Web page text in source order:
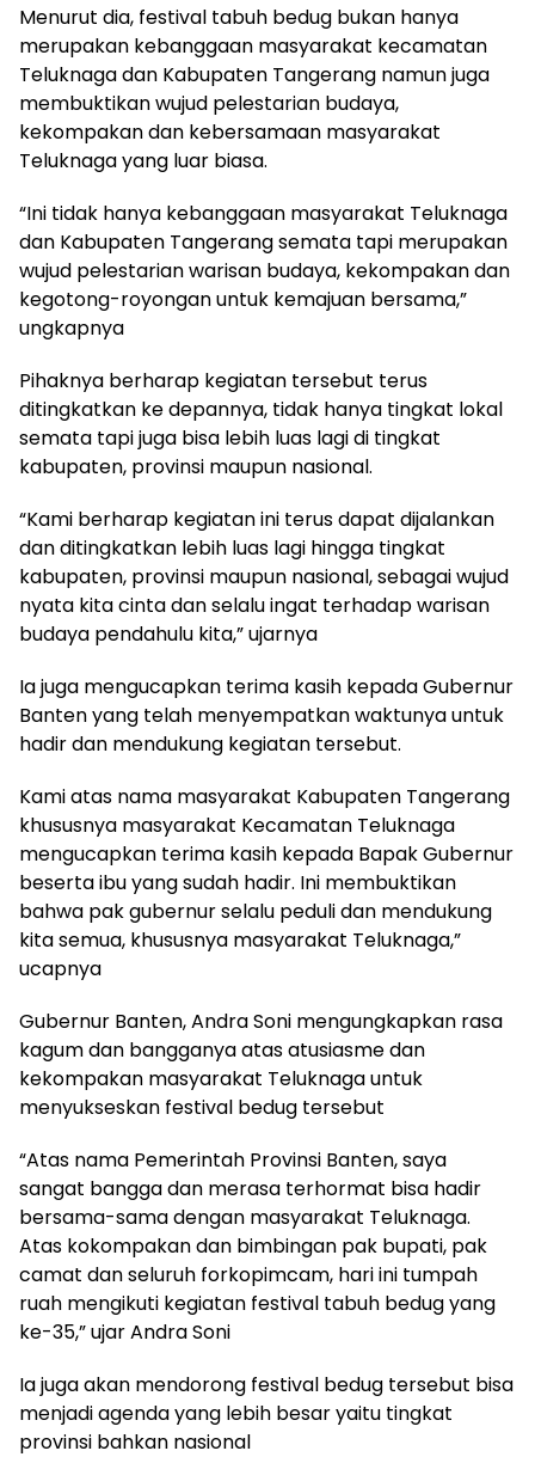
Menurut dia, festival tabuh bedug bukan hanya
merupakan kebanggaan masyarakat kecamatan
Teluknaga dan Kabupaten Tangerang namun juga
membuktikan wujud pelestarian budaya,
kekompakan dan kebersamaan masyarakat
Teluknaga yang luar biasa.
“Ini tidak hanya kebanggaan masyarakat Teluknaga
dan Kabupaten Tangerang semata tapi merupakan
wujud pelestarian warisan budaya, kekompakan dan
kegotong-royongan untuk kemajuan bersama,”
ungkapnya
Pihaknya berharap kegiatan tersebut terus
ditingkatkan ke depannya, tidak hanya tingkat lokal
semata tapi juga bisa lebih luas lagi di tingkat
kabupaten, provinsi maupun nasional.
“Kami berharap kegiatan ini terus dapat dijalankan
dan ditingkatkan lebih luas lagi hingga tingkat
kabupaten, provinsi maupun nasional, sebagai wujud
nyata kita cinta dan selalu ingat terhadap warisan
budaya pendahulu kita,” ujarnya
Ia juga mengucapkan terima kasih kepada Gubernur
Banten yang telah menyempatkan waktunya untuk
hadir dan mendukung kegiatan tersebut.
Kami atas nama masyarakat Kabupaten Tangerang
khususnya masyarakat Kecamatan Teluknaga
mengucapkan terima kasih kepada Bapak Gubernur
beserta ibu yang sudah hadir. Ini membuktikan
bahwa pak gubernur selalu peduli dan mendukung
kita semua, khususnya masyarakat Teluknaga,”
ucapnya
Gubernur Banten, Andra Soni mengungkapkan rasa
kagum dan bangganya atas atusiasme dan
kekompakan masyarakat Teluknaga untuk
menyukseskan festival bedug tersebut
“Atas nama Pemerintah Provinsi Banten, saya
sangat bangga dan merasa terhormat bisa hadir
bersama-sama dengan masyarakat Teluknaga.
Atas kokompakan dan bimbingan pak bupati, pak
camat dan seluruh forkopimcam, hari ini tumpah
ruah mengikuti kegiatan festival tabuh bedug yang
ke-35,” ujar Andra Soni
Ia juga akan mendorong festival bedug tersebut bisa
menjadi agenda yang lebih besar yaitu tingkat
provinsi bahkan nasional